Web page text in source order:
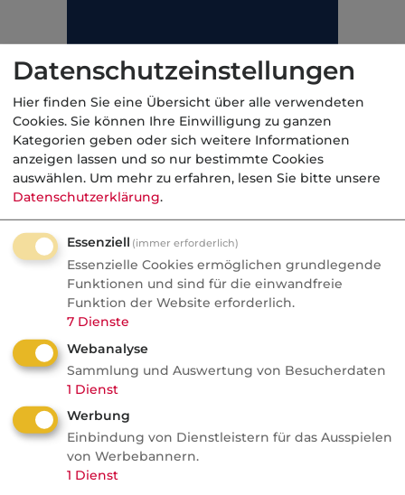
Weiterführende Links
Betriebsunterbrechung
Kategorie:
Nicht industrielle Betriebsversicherung
Datenschutzeinstellungen
Hier finden Sie eine Übersicht über alle verwendeten
Cookies. Sie können Ihre Einwilligung zu ganzen
Kategorien geben oder sich weitere Informationen
anzeigen lassen und so nur bestimmte Cookies
auswählen. Um mehr zu erfahren, lesen Sie bitte unsere
Datenschutzerklärung.
Essenziell (immer erforderlich)
Essenzielle Cookies ermöglichen grundlegende
Funktionen und sind für die einwandfreie
Funktion der Website erforderlich.
7 Dienste
Webanalyse
Sammlung und Auswertung von Besucherdaten
1 Dienst
Werbung
Einbindung von Dienstleistern für das Ausspielen
von Werbebannern.
1 Dienst